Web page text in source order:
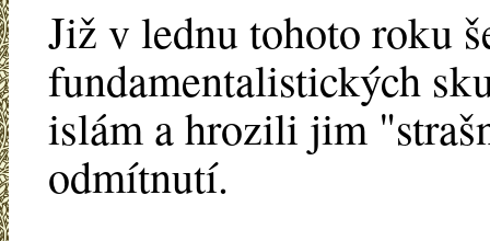
Již v lednu tohoto roku
fundamentalistických
islám a hrozili jim
odmítnutí.